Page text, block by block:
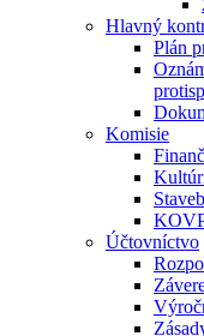
Hlavný
Plán
Komisie
Účtovníctvo